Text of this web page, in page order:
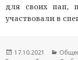
для своих пап,
участвовали в
Опубликовано
17.10.2021